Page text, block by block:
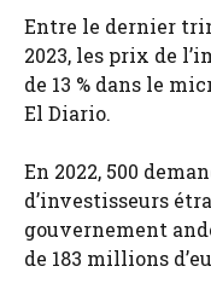
Entre le dernier
2023, les prix de
de 13 % dans le
El Diario.
En 2022, 500
d’investisseurs
gouvernement
de 183 millions